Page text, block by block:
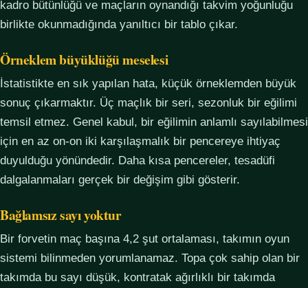
kadro bütünlüğü ve maçların oynandığı takvim yoğunluğu
birlikte okunmadığında yanıltıcı bir tablo çıkar.
Örneklem büyüklüğü meselesi
İstatistikte en sık yapılan hata, küçük örneklemden büyük
sonuç çıkarmaktır. Üç maçlık bir seri, sezonluk bir eğilimi
temsil etmez. Genel kabul, bir eğilimin anlamlı sayılabilmesi
için en az on-on iki karşılaşmalık bir pencereye ihtiyaç
duyulduğu yönündedir. Daha kısa pencereler, tesadüfi
dalgalanmaları gerçek bir değişim gibi gösterir.
Bağlamsız sayı yoktur
Bir forvetin maç başına 4,2 şut ortalaması, takımın oyun
sistemi bilinmeden yorumlanamaz. Topa çok sahip olan bir
takımda bu sayı düşük, kontratak ağırlıklı bir takımda